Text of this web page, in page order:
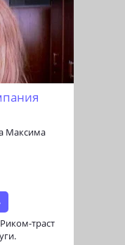
Максима
траст